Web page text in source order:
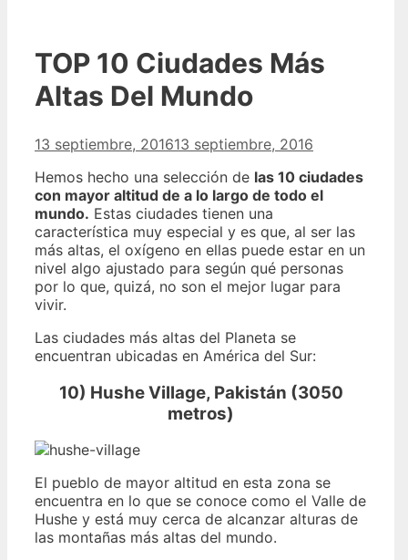
TOP 10 Ciudades Más
Altas Del Mundo
13 septiembre, 201613 septiembre, 2016
Hemos hecho una selección de las 10 ciudades
con mayor altitud de a lo largo de todo el
mundo. Estas ciudades tienen una
característica muy especial y es que, al ser las
más altas, el oxígeno en ellas puede estar en un
nivel algo ajustado para según qué personas
por lo que, quizá, no son el mejor lugar para
vivir.
Las ciudades más altas del Planeta se
encuentran ubicadas en América del Sur:
10) Hushe Village, Pakistán (3050
metros)
El pueblo de mayor altitud en esta zona se
encuentra en lo que se conoce como el Valle de
Hushe y está muy cerca de alcanzar alturas de
las montañas más altas del mundo.